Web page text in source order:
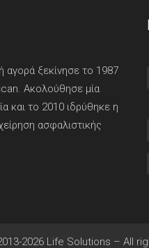
αγορά ξεκίνησε το 1987
Ακολούθησε μία
και το 2010 ιδρύθηκε η
ασφαλιστικής
2026 Life Solutions – All